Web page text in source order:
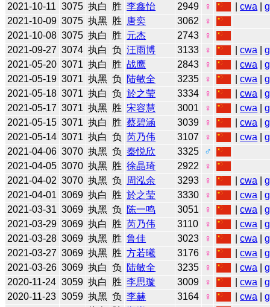
2021-10-11 3075 执白 胜 李鑫怡 2949 ♀ |cwa |
2021-10-09 3075 执黑 胜 唐奕 3062
♀
2021-10-08 3075 执白 胜 元杰 2743
♀
2021-09-27 3074 执白 负 汪雨博 3133 ♀ |cwa |
2021-05-20 3071 执白 胜 战鹰 2843 ♀ |cwa |
2021-05-19 3071 执黑 负 陆敏全 3235 ♀ |cwa |
2021-05-18 3071 执白 负 於之莹 3334 ♀ |cwa |
2021-05-17 3071 执黑 胜 宋容慧 3001 ♀ |cwa |
2021-05-15 3071 执白 胜 蔡碧涵 3039 ♀ |cwa |
2021-05-14 3071 执白 负 芮乃伟 3107 ♀ |cwa |
2021-04-06 3070 执黑 负 秦悦欣 3325
♂
2021-04-05 3070 执黑 胜 徐晶琦 2922
♀
2021-04-02 3070 执黑 负 周泓余 3293 ♀ |cwa |
2021-04-01 3069 执白 胜 於之莹 3330 ♀ |cwa |
2021-03-31 3069 执黑 负 陈一鸣 3051 ♀ |cwa |
2021-03-29 3069 执白 胜 芮乃伟 3110 ♀ |cwa |
2021-03-28 3069 执黑 胜 鲁佳 3023 ♀ |cwa |
2021-03-27 3069 执黑 胜 方若曦 3176 ♀ |cwa |
2021-03-26 3069 执白 负 陆敏全 3235 ♀ |cwa |
2020-11-24 3059 执白 胜 李思璇 3009 ♀ |cwa |
2020-11-23 3059 执黑 负 李赫 3164 ♀ |cwa |